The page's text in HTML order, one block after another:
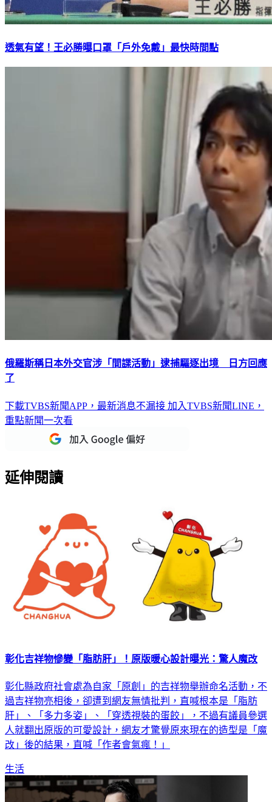
透氣有望！王必勝曝口罩「戶外免戴」最快時間點
俄羅斯稱日本外交官涉「間諜活動」逮捕驅逐出境 日方回應
了
下載TVBS新聞APP，最新消息不漏接 加入TVBS新聞LINE，
重點新聞一次看
延伸閱讀
彰化吉祥物慘變「脂肪肝」！原版暖心設計曝光：驚人魔改
彰化縣政府社會處為自家「原創」的吉祥物舉辦命名活動，不
過吉祥物亮相後，卻遭到網友無情批判，直喊根本是「脂肪
肝」、「多力多姿」、「穿透視裝的蛋餃」，不過有議員參選
人就翻出原版的可愛設計，網友才驚覺原來現在的造型是「魔
改」後的結果，直喊「作者會氣瘋！」
生活